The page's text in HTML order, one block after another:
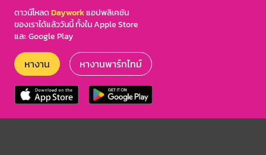
ดาวน์โหลดDayworkแอปพลิเคชัน
ของเราได้แล้ววันนี้ ทั้งใน Apple Store
และ Google Play
หางาน หางานพาร์ทไทม์